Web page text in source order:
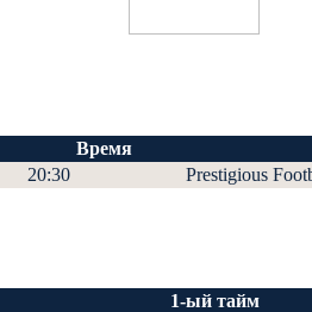
Время
20:30 Prestigious
1-ый тайм